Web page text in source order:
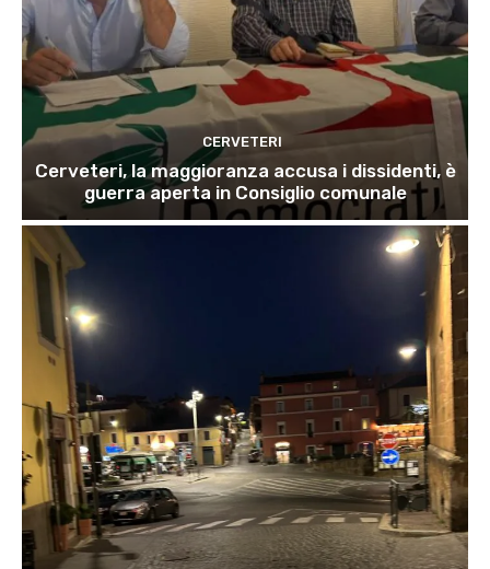
CERVETERI
Cerveteri, la maggioranza accusa i dissidenti, è
guerra aperta in Consiglio comunale